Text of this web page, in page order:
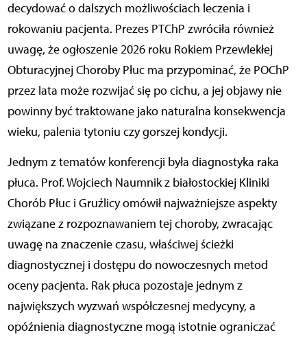
decydować o dalszych możliwościach leczenia i
rokowaniu pacjenta. Prezes PTChP zwróciła również
uwagę, że ogłoszenie 2026 roku Rokiem Przewlekłej
Obturacyjnej Choroby Płuc ma przypominać, że POChP
przez lata może rozwijać się po cichu, a jej objawy nie
powinny być traktowane jako naturalna konsekwencja
wieku, palenia tytoniu czy gorszej kondycji.
Jednym z tematów konferencji była diagnostyka raka
płuca. Prof. Wojciech Naumnik z białostockiej Kliniki
Chorób Płuc i Gruźlicy omówił najważniejsze aspekty
związane z rozpoznawaniem tej choroby, zwracając
uwagę na znaczenie czasu, właściwej ścieżki
diagnostycznej i dostępu do nowoczesnych metod
oceny pacjenta. Rak płuca pozostaje jednym z
największych wyzwań współczesnej medycyny, a
opóźnienia diagnostyczne mogą istotnie ograniczać